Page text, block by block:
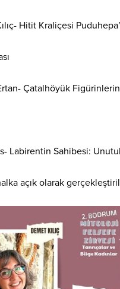
Hitit Kraliçesi
Çatalhöyük
Labirentin Sahibesi:
açık olarak